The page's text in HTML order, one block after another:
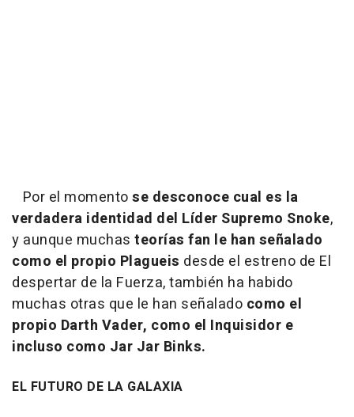
Por el momentose desconoce cual es la
verdadera identidad del Líder Supremo Snoke,
y aunque muchas teorías fan le han señalado
como el propio Plagueis desde el estreno de El
despertar de la Fuerza, también ha habido
muchas otras que le han señalado como el
propio Darth Vader, como el Inquisidor e
incluso como Jar Jar Binks.
EL FUTURO DE LA GALAXIA